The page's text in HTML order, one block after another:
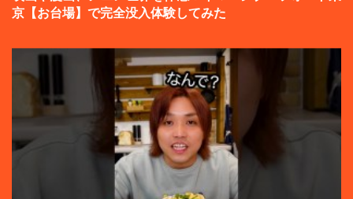
京【お台場】で完全没入体験してみた